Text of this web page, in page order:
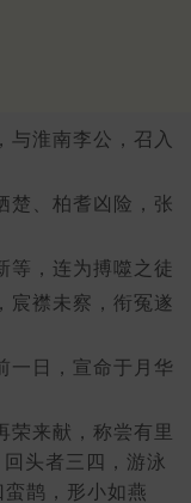
淮南李公，召入
楚、柏耆凶险，张
等，连为搏噬之徒
宸襟未察，衔冤遂
一日，宣命于月华
来献，称尝有里
头者三四，游泳
鹊，形小如燕